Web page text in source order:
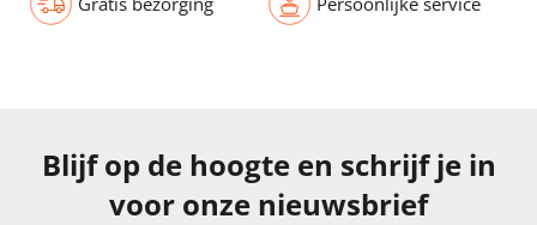
Blijf op de hoogte en schrijf je in
voor onze nieuwsbrief